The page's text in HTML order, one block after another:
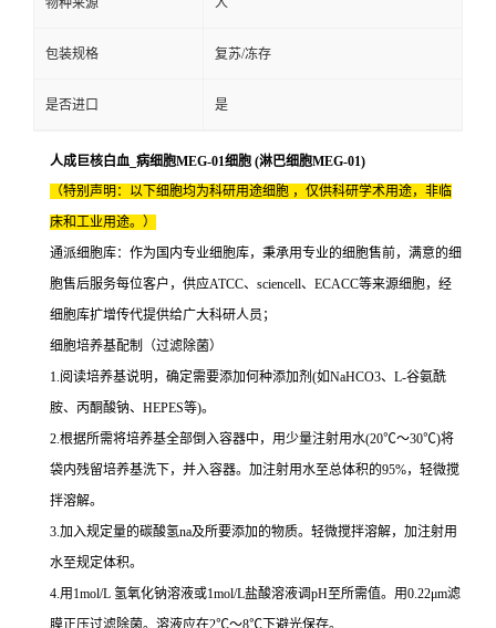
物种来源 人
包装规格 复苏/冻存
是否进口 是
人成巨核白血_病细胞MEG-01细胞 (淋巴细胞MEG-01)
（特别声明：以下细胞均为科研用途细胞 ，仅供科研学术用途，非临
床和工业用途。）
通派细胞库：作为国内专业细胞库，秉承用专业的细胞售前，满意的细
胞售后服务每位客户，供应ATCC、sciencell、ECACC等来源细胞，经
细胞库扩增传代提供给广大科研人员；
细胞培养基配制（过滤除菌）
1.阅读培养基说明，确定需要添加何种添加剂(如NaHCO3、L-谷氨酰
胺、丙酮酸钠、HEPES等)。
2.根据所需将培养基全部倒入容器中，用少量注射用水(20℃～30℃)将
袋内残留培养基洗下，并入容器。加注射用水至总体积的95%，轻微搅
拌溶解。
3.加入规定量的碳酸氢na及所要添加的物质。轻微搅拌溶解，加注射用
水至规定体积。
4.用1mol/L 氢氧化钠溶液或1mol/L盐酸溶液调pH至所需值。用0.22μm滤
膜正压过滤除菌。溶液应在2℃～8℃下避光保存。